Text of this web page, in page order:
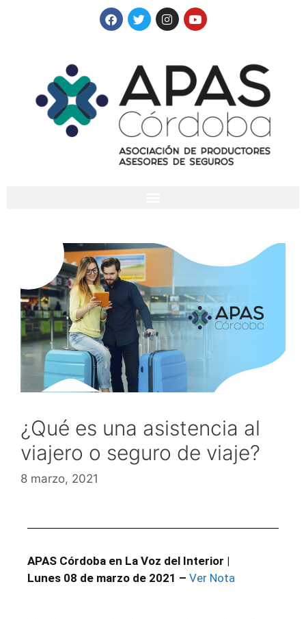
¿Qué es una asistencia al
viajero o seguro de viaje?
8 marzo, 2021
APAS Córdoba en La Voz del Interior |
Lunes 08 de marzo de 2021 – Ver Nota